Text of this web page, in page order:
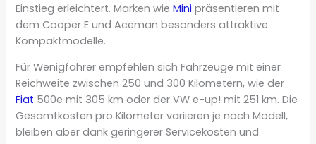
Einstieg erleichtert. Marken wieMini präsentieren mit
dem Cooper E und Aceman besonders attraktive
Kompaktmodelle.
Für Wenigfahrer empfehlen sich Fahrzeuge mit einer
Reichweite zwischen 250 und 300 Kilometern, wie der
Fiat 500e mit 305 km oder der VW e-up! mit 251 km. Die
Gesamtkosten pro Kilometer variieren je nach Modell,
bleiben aber dank geringerer Servicekosten und